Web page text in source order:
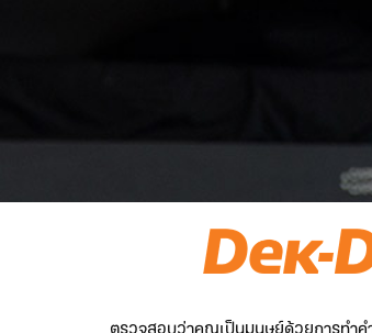
ตรวจสอบว่าคุณเป็นมนุษย์ด้วยการทำค